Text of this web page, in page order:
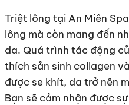
Triệt lông tại An Miên
lông mà còn mang đến
da. Quá trình tác động
thích sản sinh collagen
được se khít, da trở nên
Bạn sẽ cảm nhận được